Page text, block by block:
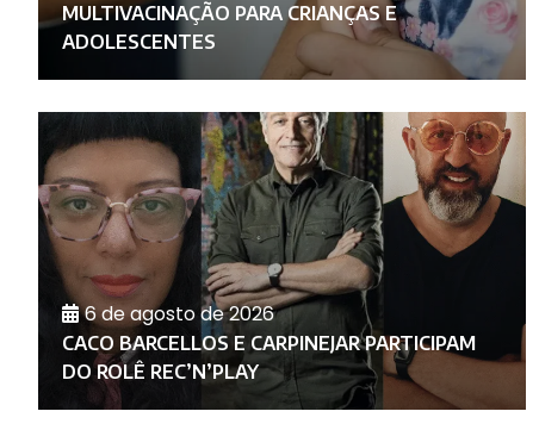
MULTIVACINAÇÃO PARA CRIANÇAS E
ADOLESCENTES
6 de agosto de 2026
CACO BARCELLOS E CARPINEJAR PARTICIPAM
DO ROLÊ REC’N’PLAY